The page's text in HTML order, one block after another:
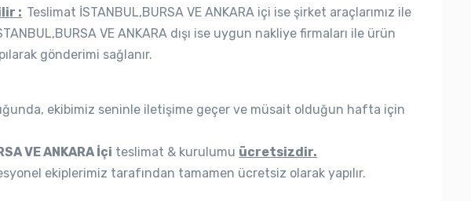
: Teslimat İSTANBUL,BURSA VE ANKARA içi ise şirket araçlarımız ile
VE ANKARA dışı ise uygun nakliye firmaları ile ürün
gönderimi sağlanır.
ekibimiz seninle iletişime geçer ve müsait olduğun hafta için
VE ANKARA İçi teslimat & kurulumu ücretsizdir.
ekiplerimiz tarafından tamamen ücretsiz olarak yapılır.